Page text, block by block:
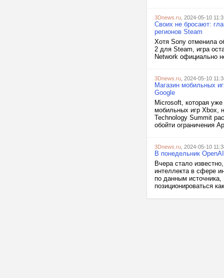
3Dnews.ru , 2024-05-10
Своих не бросают:
регионов Steam
Хотя Sony отменила
2 для Steam, игра
Network официально
3Dnews.ru , 2024-05-10
Магазин мобильных
Google
Microsoft, которая уже
мобильных игр Xbox,
Technology Summit
обойти ограничения
3Dnews.ru , 2024-05-10
В понедельник
Вчера стало
интеллекта в сфере
по данным
позиционироваться